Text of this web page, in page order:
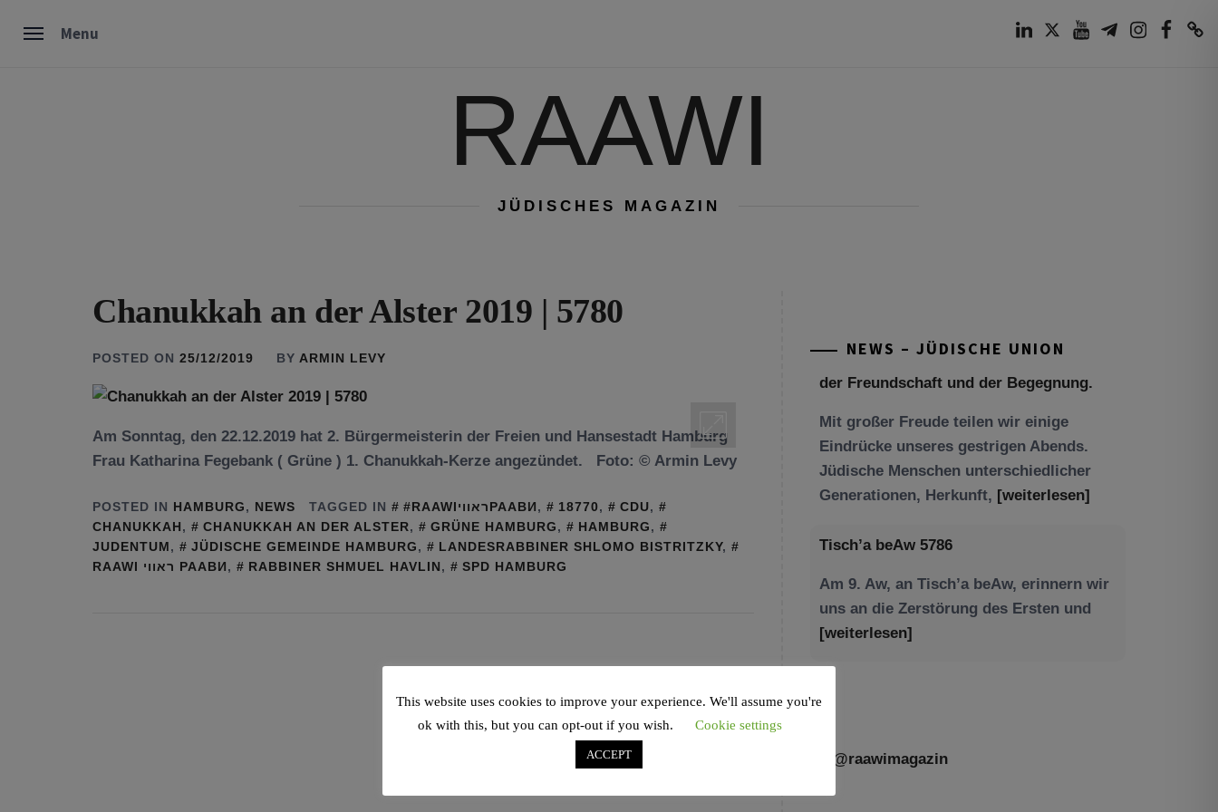
Menu
RAAWI
JÜDISCHES MAGAZIN
Chanukkah an der Alster 2019 | 5780
POSTED ON 25/12/2019 BY ARMIN LEVY
Am Sonntag, den 22.12.2019 hat 2. Bürgermeisterin der Freien und Hansestadt Hamburg
Frau Katharina Fegebank ( Grüne ) 1. Chanukkah-Kerze angezündet. Foto: © Armin Levy
POSTED IN HAMBURG, NEWS TAGGED IN #RAAWIראוויРААВИ, 18770, CDU,
CHANUKKAH, CHANUKKAH AN DER ALSTER, GRÜNE HAMBURG, HAMBURG,
JUDENTUM, JÜDISCHE GEMEINDE HAMBURG, LANDESRABBINER SHLOMO BISTRITZKY,
RAAWI ראווי РААВИ, RABBINER SHMUEL HAVLIN, SPD HAMBURG
NEWS – JÜDISCHE UNION
Jüdische Menschen unterschiedlicher
Tisch’a beAw 5786
Am 9. Aw, an Tisch’a beAw, erinnern wir
uns an die Zerstörung des Ersten und
[weiterlesen]
@raawimagazin
This website uses cookies to improve your experience. We'll assume you're
ok with this, but you can opt-out if you wish.
Cookie settings
ACCEPT